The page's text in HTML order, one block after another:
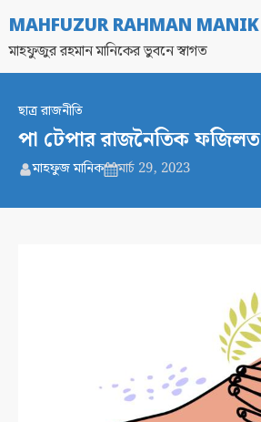
MAHFUZUR RAHMAN MANIK
মাহফুজুর রহমান মানিকের ভুবনে স্বাগত
ছাত্র রাজনীতি
পা টেপার রাজনৈতিক ফজিলত
মাহফুজ মানিক মার্চ 29, 2023